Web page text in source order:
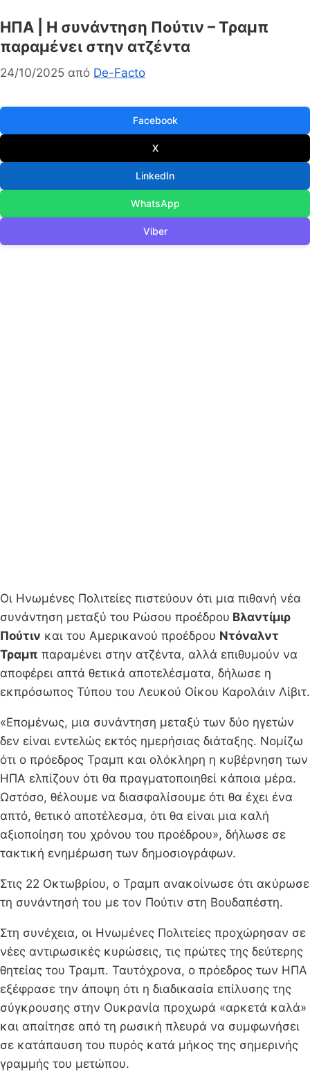
ΗΠΑ | Η συνάντηση Πούτιν – Τραμπ
παραμένει στην ατζέντα
24/10/2025 από De-Facto
Facebook
X
LinkedIn
WhatsApp
Viber
Οι Ηνωμένες Πολιτείες πιστεύουν ότι μια πιθανή νέα
συνάντηση μεταξύ του Ρώσου προέδρου Βλαντίμιρ
Πούτιν και του Αμερικανού προέδρου Ντόναλντ
Τραμπ παραμένει στην ατζέντα, αλλά επιθυμούν να
αποφέρει απτά θετικά αποτελέσματα, δήλωσε η
εκπρόσωπος Τύπου του Λευκού Οίκου Καρολάιν Λίβιτ.
«Επομένως, μια συνάντηση μεταξύ των δύο ηγετών
δεν είναι εντελώς εκτός ημερήσιας διάταξης. Νομίζω
ότι ο πρόεδρος Τραμπ και ολόκληρη η κυβέρνηση των
ΗΠΑ ελπίζουν ότι θα πραγματοποιηθεί κάποια μέρα.
Ωστόσο, θέλουμε να διασφαλίσουμε ότι θα έχει ένα
απτό, θετικό αποτέλεσμα, ότι θα είναι μια καλή
αξιοποίηση του χρόνου του προέδρου», δήλωσε σε
τακτική ενημέρωση των δημοσιογράφων.
Στις 22 Οκτωβρίου, ο Τραμπ ανακοίνωσε ότι ακύρωσε
τη συνάντησή του με τον Πούτιν στη Βουδαπέστη.
Στη συνέχεια, οι Ηνωμένες Πολιτείες προχώρησαν σε
νέες αντιρωσικές κυρώσεις, τις πρώτες της δεύτερης
θητείας του Τραμπ. Ταυτόχρονα, ο πρόεδρος των ΗΠΑ
εξέφρασε την άποψη ότι η διαδικασία επίλυσης της
σύγκρουσης στην Ουκρανία προχωρά «αρκετά καλά»
και απαίτησε από τη ρωσική πλευρά να συμφωνήσει
σε κατάπαυση του πυρός κατά μήκος της σημερινής
γραμμής του μετώπου.